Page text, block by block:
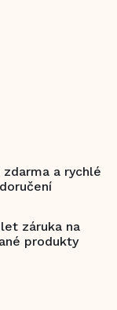
zdarma a rychlé
doručení
záruka na
produkty